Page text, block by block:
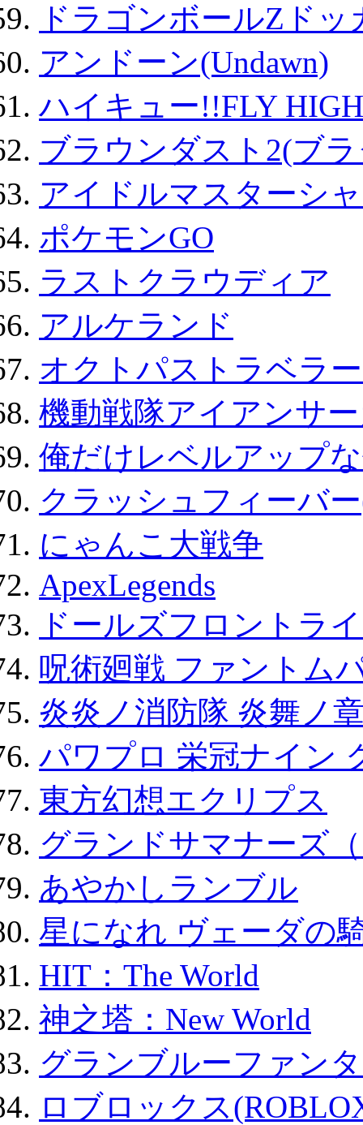
ドラゴンボールZド
アンドーン(Undawn)
ハイキュー!!FLY HIGH
ブラウンダスト2(ブ
アイドルマスターシ
ポケモンGO
ラストクラウディア
アルケランド
オクトパストラベラ
機動戦隊アイアンサ
俺だけレベルアップ
クラッシュフィーバ
にゃんこ大戦争
ApexLegends
ドールズフロントラ
呪術廻戦 ファントム
炎炎ノ消防隊 炎舞ノ
パワプロ 栄冠ナイン
東方幻想エクリプス
グランドサマナーズ
あやかしランブル
星になれ ヴェーダの
HIT：The World
神之塔：New World
グランブルーファン
ロブロックス